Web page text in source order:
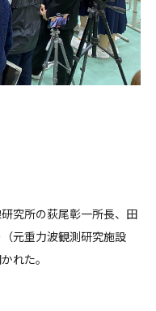
究所の荻尾彰一所長、田
元重力波観測研究施設
れた。